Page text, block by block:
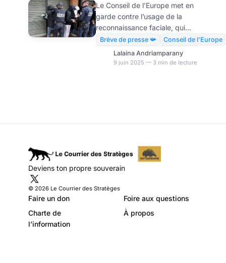
de l’Europe
dénonce un risque
de profilage racial
Le Conseil de l’Europe met en
garde contre l’usage de la
reconnaissance faciale, qui
pourrait renforcer les
pratiques de profilage racial
déjà préoccupantes en
contre les discriminations, la
technologie de profilage racial
reste un fléau dans plusieurs
l’Europe, par la voix de l’EC
Brève de presse 📯
Conseil de l’Europe
Lalaina Andriamparany
9 juin 2025 — 3 min de lecture
Deviens ton propre souverain
© 2026 Le Courrier des Stratèges
Faire un don
Foire aux questions
Charte de
l’information
À propos